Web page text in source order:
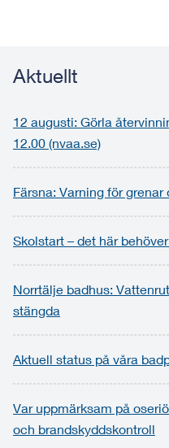
Aktuellt
12 augusti: Görla
12.00 (nvaa.se)
Färsna: Varning för
Skolstart – det här
Norrtälje badhus:
stängda
Aktuell status på våra
Var uppmärksam på
och brandskyddskontroll